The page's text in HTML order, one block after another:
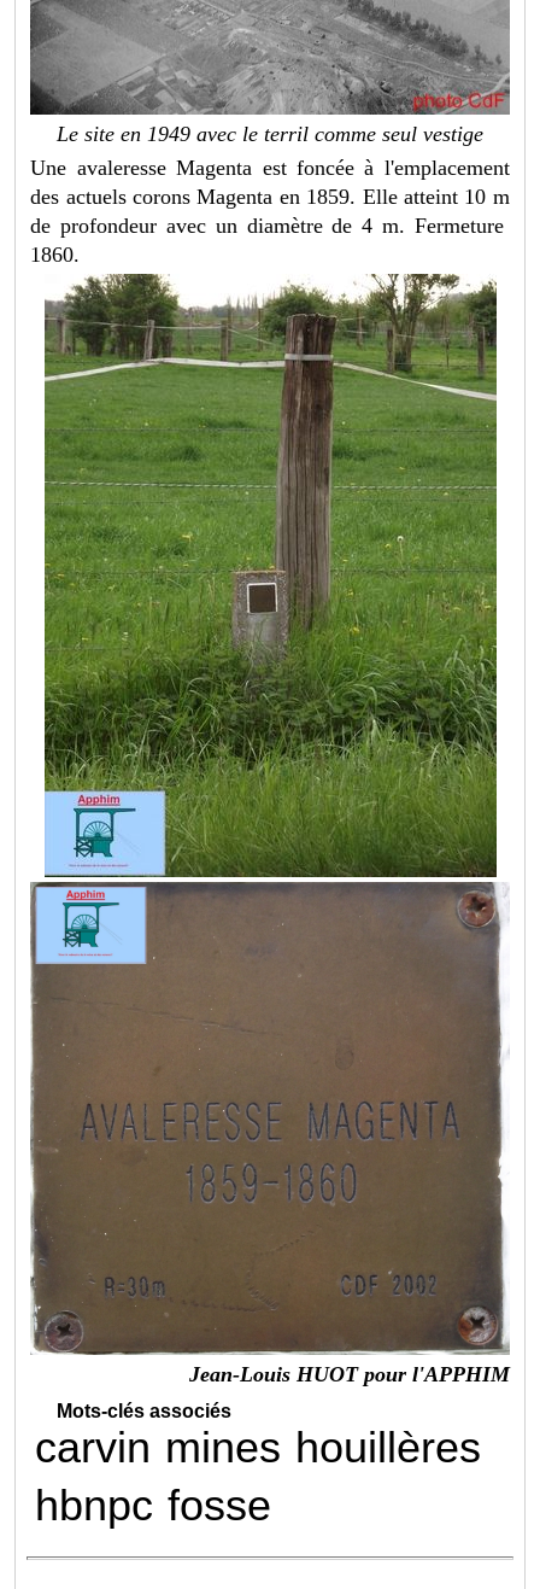
Le site en 1949 avec le terril comme seul vestige
Une avaleresse Magenta est foncée à l'emplacement
des actuels corons Magenta en 1859. Elle atteint 10 m
de profondeur avec un diamètre de 4 m. Fermeture
1860.
Jean-Louis HUOT pour l'APPHIM
Mots-clés associés
carvin mines houillères
hbnpc fosse